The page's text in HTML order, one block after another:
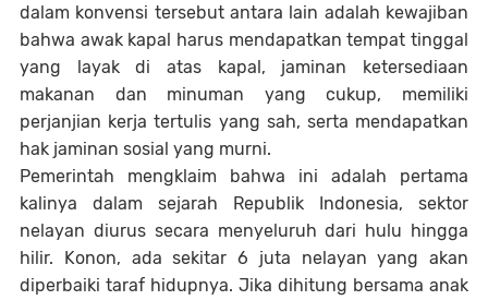
dalam konvensi tersebut antara lain adalah kewajiban
bahwa awak kapal harus mendapatkan tempat tinggal
yang layak di atas kapal, jaminan ketersediaan
makanan dan minuman yang cukup, memiliki
perjanjian kerja tertulis yang sah, serta mendapatkan
hak jaminan sosial yang murni.
Pemerintah mengklaim bahwa ini adalah pertama
kalinya dalam sejarah Republik Indonesia, sektor
nelayan diurus secara menyeluruh dari hulu hingga
hilir. Konon, ada sekitar 6 juta nelayan yang akan
diperbaiki taraf hidupnya. Jika dihitung bersama anak